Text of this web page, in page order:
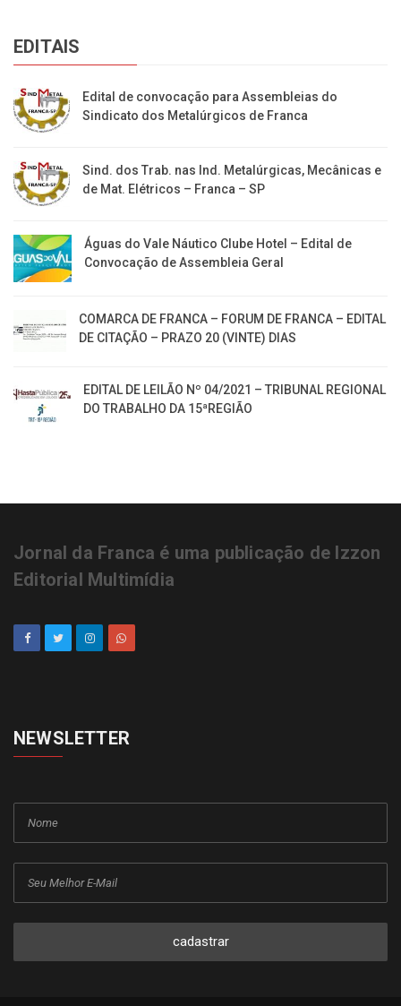
EDITAIS
Edital de convocação para Assembleias do
Sindicato dos Metalúrgicos de Franca
Sind. dos Trab. nas Ind. Metalúrgicas, Mecânicas e
de Mat. Elétricos – Franca – SP
Águas do Vale Náutico Clube Hotel – Edital de
Convocação de Assembleia Geral
COMARCA DE FRANCA – FORUM DE FRANCA – EDITAL
DE CITAÇÃO – PRAZO 20 (VINTE) DIAS
EDITAL DE LEILÃO Nº 04/2021 – TRIBUNAL REGIONAL
DO TRABALHO DA 15ªREGIÃO
Jornal da Franca é uma publicação de Izzon
Editorial Multimídia
NEWSLETTER
cadastrar